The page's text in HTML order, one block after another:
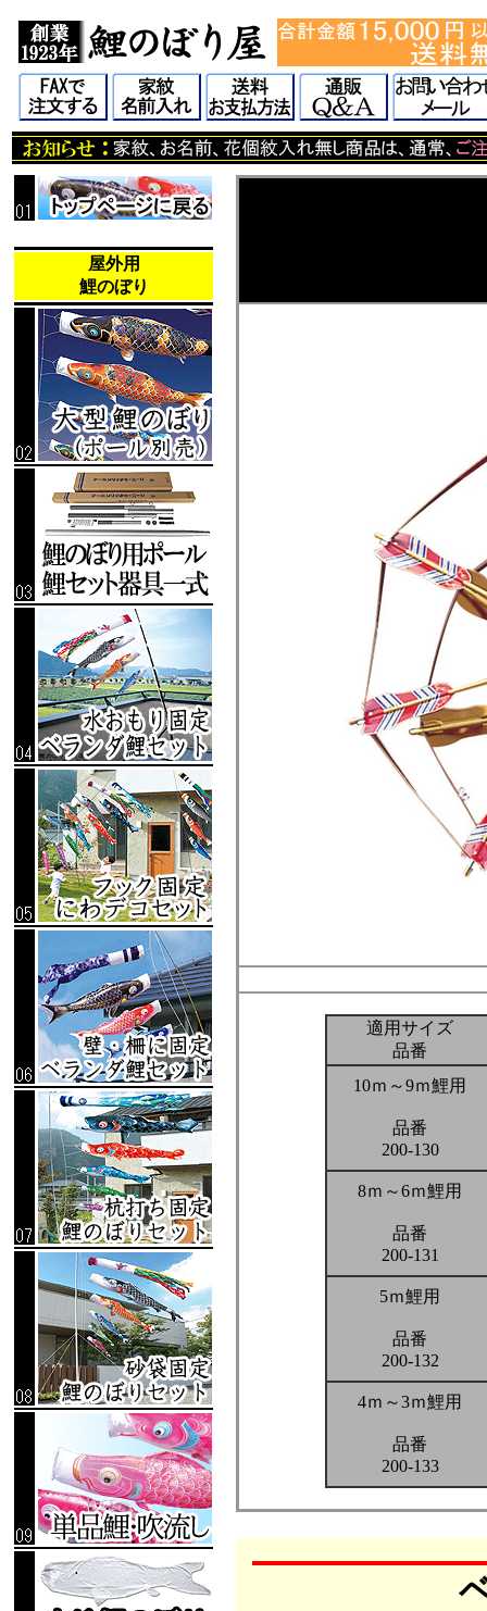
屋外用
鯉のぼり
適用サイズ
品番
10ｍ～9ｍ鯉用
品番
200-130
8ｍ～6ｍ鯉用
品番
200-131
5ｍ鯉用
品番
200-132
4ｍ～3ｍ鯉用
品番
200-133